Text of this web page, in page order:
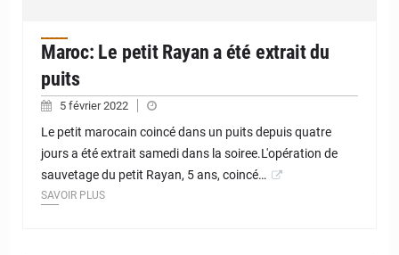
Maroc: Le petit Rayan a été extrait du
puits
5 février 2022
Le petit marocain coincé dans un puits depuis quatre
jours a été extrait samedi dans la soiree.L'opération de
sauvetage du petit Rayan, 5 ans, coincé…
SAVOIR PLUS